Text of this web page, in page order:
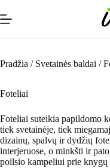
to
content
Pradžia / Svetainės baldai /
Foteliai
Foteliai suteikia papildomo
tiek svetainėje, tiek
dizainų, spalvų ir dydžių
interjeruose, o minkšti ir
poilsio kampeliui prie